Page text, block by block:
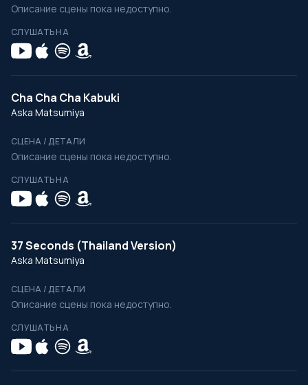
Описание сцены пока недоступно.
СЛУШАТЬ НА
Cha Cha Cha Kabuki
Aska Matsumiya
СЦЕНА / ДЕТАЛИ
Описание сцены пока недоступно.
СЛУШАТЬ НА
37 Seconds (Thailand Version)
Aska Matsumiya
СЦЕНА / ДЕТАЛИ
Описание сцены пока недоступно.
СЛУШАТЬ НА